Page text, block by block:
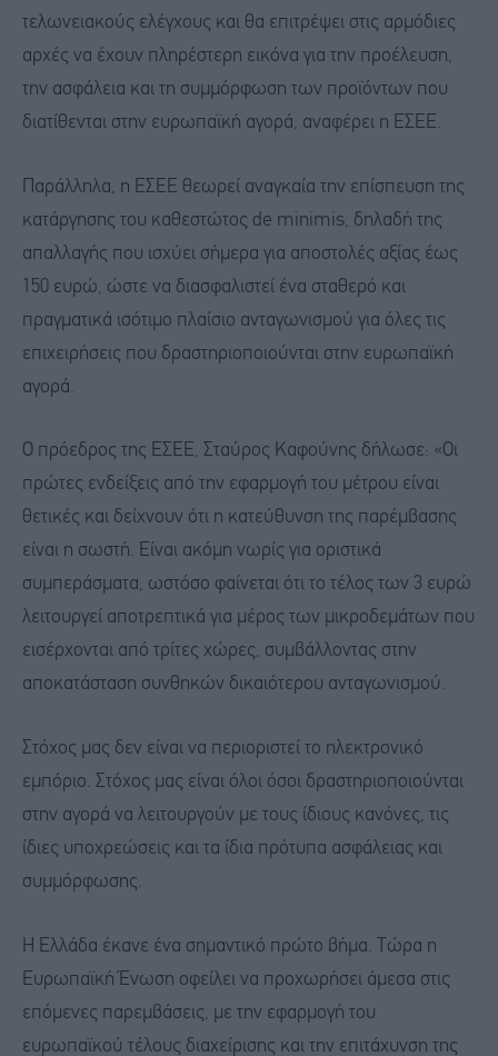
τελωνειακούς ελέγχους και θα επιτρέψει στις αρμόδιες
αρχές να έχουν πληρέστερη εικόνα για την προέλευση,
την ασφάλεια και τη συμμόρφωση των προϊόντων που
διατίθενται στην ευρωπαϊκή αγορά, αναφέρει η ΕΣΕΕ.
Παράλληλα, η ΕΣΕΕ θεωρεί αναγκαία την επίσπευση της
κατάργησης του καθεστώτος de minimis, δηλαδή της
απαλλαγής που ισχύει σήμερα για αποστολές αξίας έως
150 ευρώ, ώστε να διασφαλιστεί ένα σταθερό και
πραγματικά ισότιμο πλαίσιο ανταγωνισμού για όλες τις
επιχειρήσεις που δραστηριοποιούνται στην ευρωπαϊκή
αγορά.
Ο πρόεδρος της ΕΣΕΕ, Σταύρος Καφούνης δήλωσε: «Οι
πρώτες ενδείξεις από την εφαρμογή του μέτρου είναι
θετικές και δείχνουν ότι η κατεύθυνση της παρέμβασης
είναι η σωστή. Είναι ακόμη νωρίς για οριστικά
συμπεράσματα, ωστόσο φαίνεται ότι το τέλος των 3 ευρώ
λειτουργεί αποτρεπτικά για μέρος των μικροδεμάτων που
εισέρχονται από τρίτες χώρες, συμβάλλοντας στην
αποκατάσταση συνθηκών δικαιότερου ανταγωνισμού.
Στόχος μας δεν είναι να περιοριστεί το ηλεκτρονικό
εμπόριο. Στόχος μας είναι όλοι όσοι δραστηριοποιούνται
στην αγορά να λειτουργούν με τους ίδιους κανόνες, τις
ίδιες υποχρεώσεις και τα ίδια πρότυπα ασφάλειας και
συμμόρφωσης.
Η Ελλάδα έκανε ένα σημαντικό πρώτο βήμα. Τώρα η
Ευρωπαϊκή Ένωση οφείλει να προχωρήσει άμεσα στις
επόμενες παρεμβάσεις, με την εφαρμογή του
ευρωπαϊκού τέλους διαχείρισης και την επιτάχυνση της